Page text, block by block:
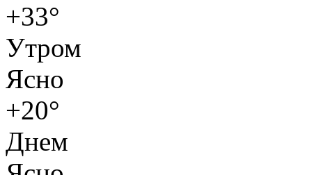
+33°
Утром
Ясно
+20°
Днем